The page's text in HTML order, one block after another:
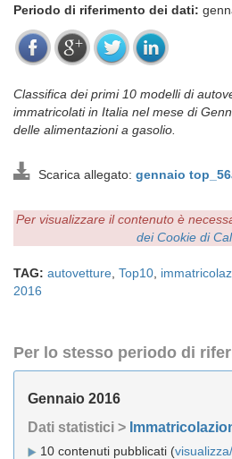
Periodo di riferimento dei dati:
Classifica dei primi 10 modelli di
immatricolati in Italia nel mese di
delle alimentazioni a gasolio.
Scarica allegato: gennaio
Per visualizzare il contenuto è
dei Cookie di
TAG: autovetture Top10
2016
Per lo stesso periodo di
Gennaio 2016
Dati statistici >
10 contenuti pubblicati (